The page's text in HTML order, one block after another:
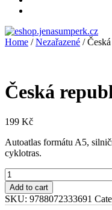
Home /Nezařazené /
Česká
199 Kč
Autoatlas formátu A5,
cyklotras.
Česká
republika
s
cyklotrasami
Add to cart
SKU: 9788072333691